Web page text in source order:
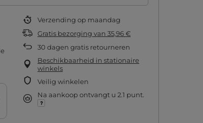
Verzending op maandag
Gratis bezorging van 35,96 €
30 dagen gratis retourneren
Beschikbaarheid in stationaire
winkels
Veilig winkelen
Na aankoop ontvangt u 2.1 punt.